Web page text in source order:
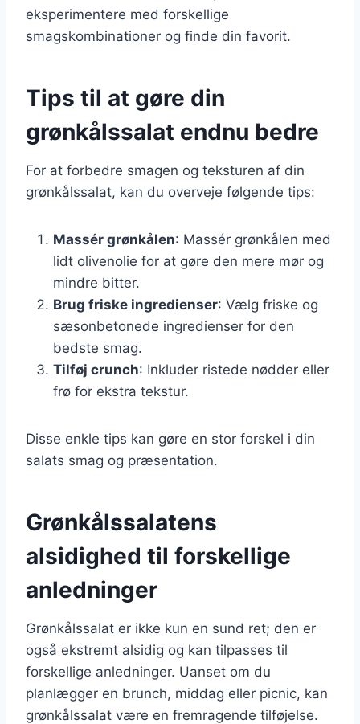
eksperimentere med forskellige
smagskombinationer og finde din favorit.
Tips til at gøre din
grønkålssalat endnu bedre
For at forbedre smagen og teksturen af din
grønkålssalat, kan du overveje følgende tips:
Massér grønkålen: Massér grønkålen med
lidt olivenolie for at gøre den mere mør og
mindre bitter.
Brug friske ingredienser: Vælg friske og
sæsonbetonede ingredienser for den
bedste smag.
Tilføj crunch: Inkluder ristede nødder eller
frø for ekstra tekstur.
Disse enkle tips kan gøre en stor forskel i din
salats smag og præsentation.
Grønkålssalatens
alsidighed til forskellige
anledninger
Grønkålssalat er ikke kun en sund ret; den er
også ekstremt alsidig og kan tilpasses til
forskellige anledninger. Uanset om du
planlægger en brunch, middag eller picnic, kan
grønkålssalat være en fremragende tilføjelse.